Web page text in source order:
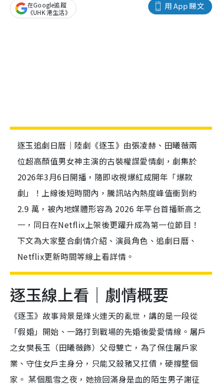
用 App 睇文
在Google追蹤
《UHK 港生活》
逐玉追劇日曆｜陸劇《逐玉》由張凌赫、田曦薇兩
位超高顏值男女神主演的古裝權謀愛情劇，劇集於
2026年3月6日開播，隨即收視爆紅成開年「爆款
劇」！上線後短時間內，騰訊站內熱度峰值衝到約
2.9 萬，被內地媒體形容為 2026 年平台首播新高之
一，同日在Netflix上架後更躍升成為第一位節目！
下文為大家整合劇情介紹、演員角色、追劇日曆、
Netflix更新時間等線上看詳情。
逐玉線上看｜劇情概要
《逐玉》故事背景是烽火連天的亂世，講的是一段從
「假婚」開始、一路打到戰場的先婚後愛愛情線。屠戶
之女樊長玉（田曦薇飾）父母雙亡，為了保住屠戶家
業、守住女戶主身分，只能又殺豬又扛債，硬撐整個
家。 某個風雪之夜，她撿回滿身是血的陌生男子謝征